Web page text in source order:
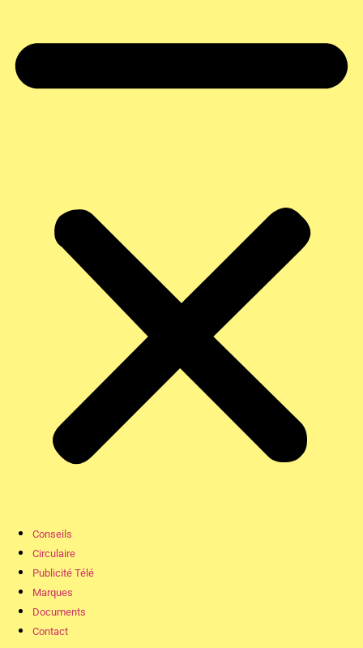
Conseils
Circulaire
Publicité Télé
Marques
Documents
Contact